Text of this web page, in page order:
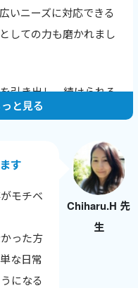
も成長
いニーズに対応できる
しての力も磨かれまし
引き出し、続けられる
います。
トすることで、やる気
るようにしています。
スコアアップなど、成
のが一番のやりがいで
ッスン数が数字で見え
と見る
Chiharu.H 先
生
す
モチベ
った方
な日常
になる